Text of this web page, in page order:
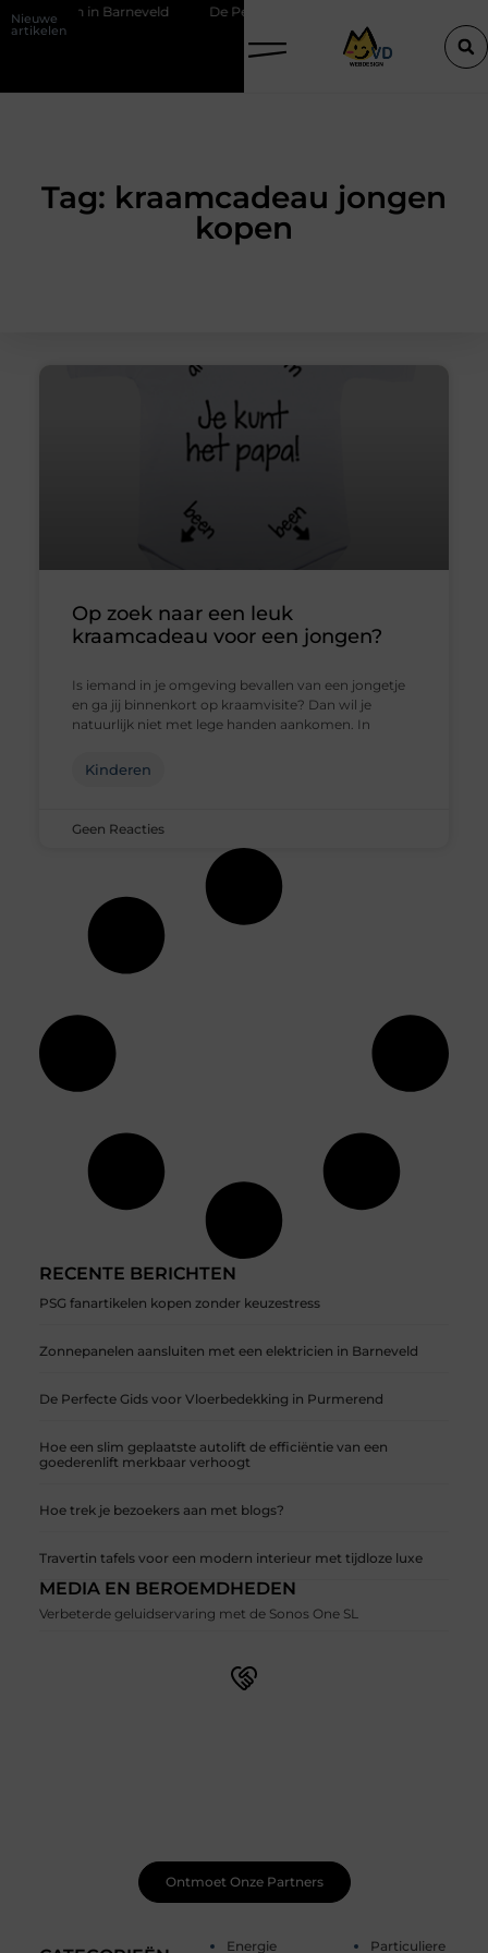
Nieuwe
artikelen
in Barneveld De Perfecte Gids voor Vloerbedekking in
Tag: kraamcadeau jongen
kopen
RECENTE BERICHTEN
PSG fanartikelen kopen zonder keuzestress
Zonnepanelen aansluiten met een elektricien in Barneveld
De Perfecte Gids voor Vloerbedekking in Purmerend
Hoe een slim geplaatste autolift de efficiëntie van een
goederenlift merkbaar verhoogt
Hoe trek je bezoekers aan met blogs?
Travertin tafels voor een modern interieur met tijdloze luxe
Energie Particuliere
MEDIA EN BEROEMDHEDEN
Verbeterde geluidservaring met de Sonos One SL
Ontmoet Onze Partners
Op zoek naar een leuk
kraamcadeau voor een jongen?
Is iemand in je omgeving bevallen van een jongetje
en ga jij binnenkort op kraamvisite? Dan wil je
natuurlijk niet met lege handen aankomen. In
Kinderen
Geen Reacties